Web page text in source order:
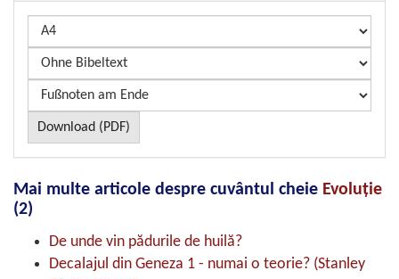
Download (PDF)
Mai multe articole despre cuvântul cheie Evoluţie
(2)
De unde vin pădurile de huilă?
Decalajul din Geneza 1 - numai o teorie? (Stanley